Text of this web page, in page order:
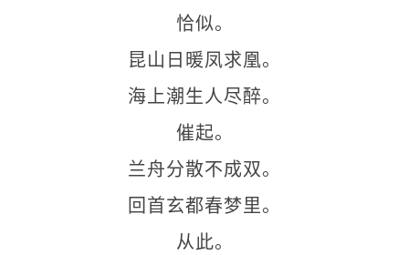
恰似。
昆山日暖凤求凰。
海上潮生人尽醉。
催起。
兰舟分散不成双。
回首玄都春梦里。
从此。